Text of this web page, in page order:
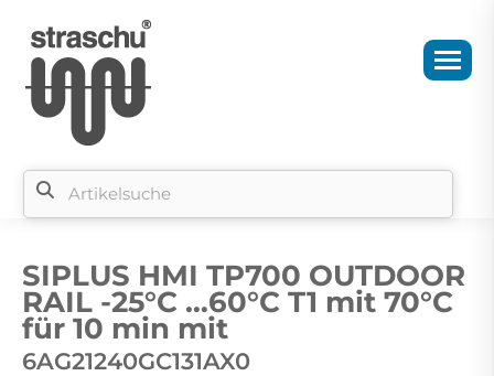
SIPLUS HMI TP700 OUTDOOR
RAIL -25°C …60°C T1 mit 70°C
für 10 min mit
6AG21240GC131AX0